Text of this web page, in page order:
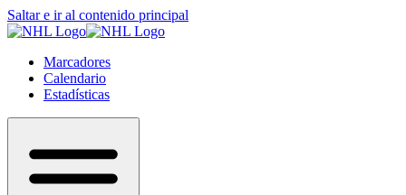
Saltar e ir al contenido principal
Marcadores
Calendario
Estadísticas